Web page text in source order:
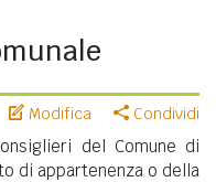
Modifica Condividi
del Comune di
di appartenenza o della